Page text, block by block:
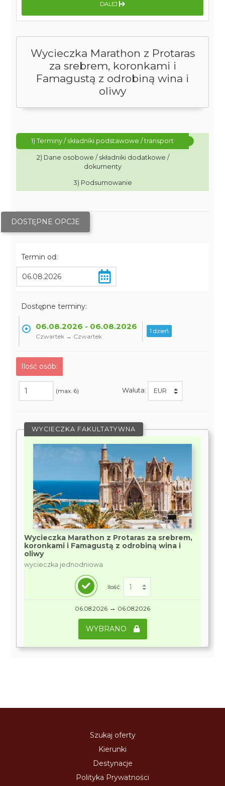
Wycieczka Marathon z Protaras
za srebrem, koronkami i
Famagustą z odrobiną wina i
oliwy
1) Terminy / składniki podstawowe / transport
2) Dane osobowe / składniki dodatkowe /
dokumenty
3) Podsumowanie
DOSTĘPNE OPCJE
Termin od:
Dostępne terminy:
06.08.2026 - 06.08.2026
Czwartek → Czwartek
1 dzień
Ilość osób:
(max. 6) Waluta:
WYCIECZKA FAKULTATYWNA
Wycieczka Marathon z Protaras za srebrem,
koronkami i Famagustą z odrobiną wina i
oliwy
wycieczka jednodniowa
Ilość:
06.08.2026 → 06.08.2026
WYBRANO
DALEJ
Szukaj oferty
Kierunki
Destynacje
Polityka Prywatności